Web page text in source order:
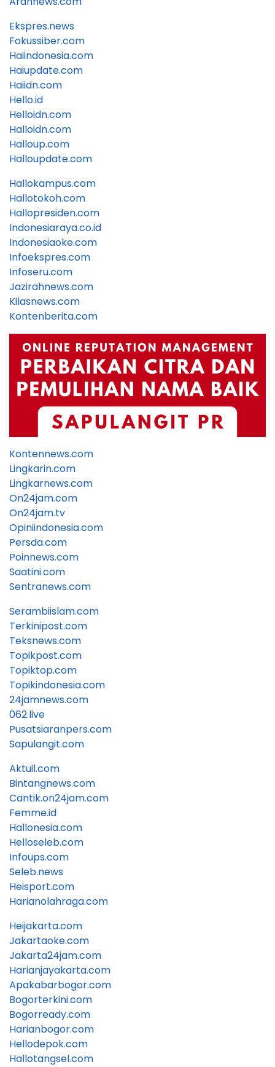
Ekspres.news
Fokussiber.com
Haiindonesia.com
Haiupdate.com
Haiidn.com
Hello.id
Helloidn.com
Halloidn.com
Halloup.com
Halloupdate.com
Hallokampus.com
Hallotokoh.com
Hallopresiden.com
Indonesiaraya.co.id
Indonesiaoke.com
Infoekspres.com
Infoseru.com
Jazirahnews.com
Kilasnews.com
Kontenberita.com
Kontennews.com
Lingkarin.com
Lingkarnews.com
On24jam.com
On24jam.tv
Opiniindonesia.com
Persda.com
Poinnews.com
Saatini.com
Sentranews.com
Serambiislam.com
Terkinipost.com
Teksnews.com
Topikpost.com
Topiktop.com
Topikindonesia.com
24jamnews.com
062.live
Pusatsiaranpers.com
Sapulangit.com
Aktuil.com
Bintangnews.com
Cantik.on24jam.com
Femme.id
Hallonesia.com
Helloseleb.com
Infoups.com
Seleb.news
Heisport.com
Harianolahraga.com
Heijakarta.com
Jakartaoke.com
Jakarta24jam.com
Harianjayakarta.com
Apakabarbogor.com
Bogorterkini.com
Bogorready.com
Harianbogor.com
Hellodepok.com
Hallotangsel.com